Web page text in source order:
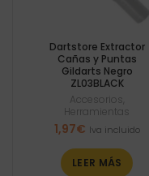
Dartstore Extractor
Cañas y Puntas
Gildarts Negro
ZL03BLACK
Accesorios
Herramientas
1,97€ Iva incluido
LEER MÁS